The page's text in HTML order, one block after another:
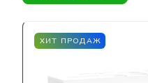
ХИТ ПРОДАЖ